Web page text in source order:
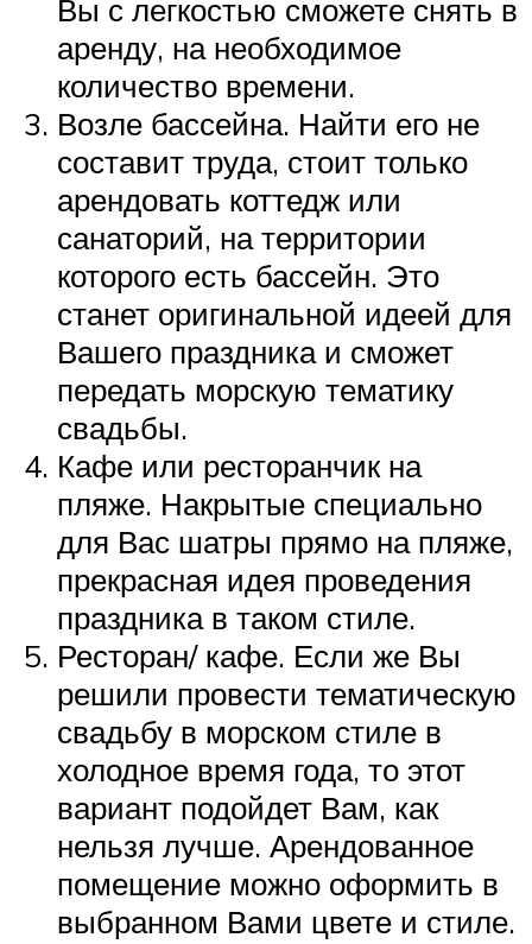
Вы с легкостью сможете снять в
аренду, на необходимое
количество времени.
Возле бассейна. Найти его не
составит труда, стоит только
арендовать коттедж или
санаторий, на территории
которого есть бассейн. Это
станет оригинальной идеей для
Вашего праздника и сможет
передать морскую тематику
свадьбы.
Кафе или ресторанчик на
пляже. Накрытые специально
для Вас шатры прямо на пляже,
прекрасная идея проведения
праздника в таком стиле.
Ресторан/ кафе. Если же Вы
решили провести тематическую
свадьбу в морском стиле в
холодное время года, то этот
вариант подойдет Вам, как
нельзя лучше. Арендованное
помещение можно оформить в
выбранном Вами цвете и стиле.